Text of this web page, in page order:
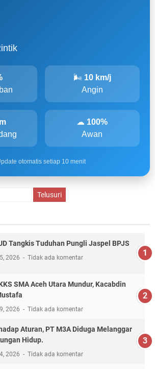
🌬 10 km/j
Angin
☁ 100%
Awan
otomatis setiap 10 menit
Tangkis Tuduhan Pungli Jaspel BPJS
2026 Tidak ada komentar
SMA Aceh Utara Mundur, Kacabdin
2026 Tidak ada komentar
Aturan, PT M3A Diduga Melanggar
Hidup.
2026 Tidak ada komentar